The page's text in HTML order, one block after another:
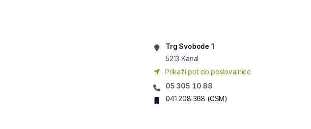
Trg Svobode 1
5213 Kanal
Prikaži pot do poslovalnice
05 305 10 88
041 208 368 (GSM)